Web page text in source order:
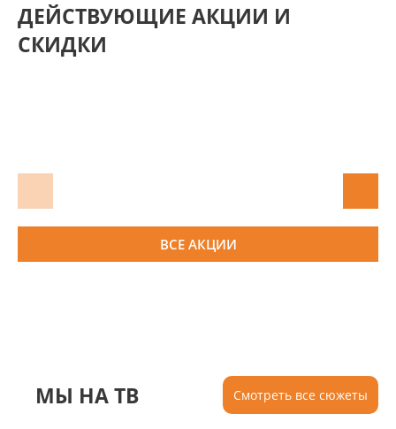
ДЕЙСТВУЮЩИЕ АКЦИИ И
СКИДКИ
ВСЕ АКЦИИ
МЫ НА ТВ Смотреть все сюжеты